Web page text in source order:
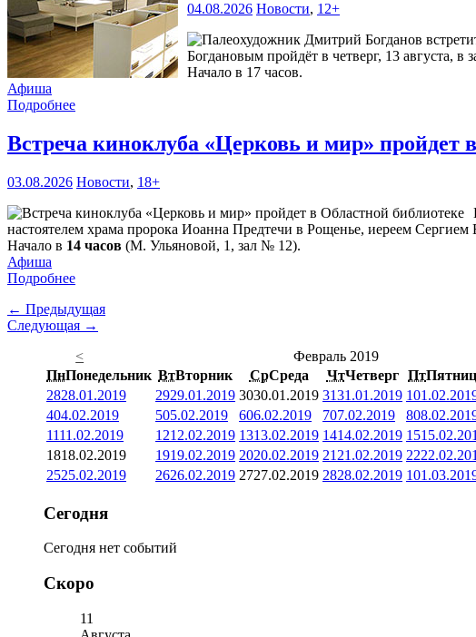
04.08.2026 Новости, 12+
Богдановым пройдёт в четверг, 13 августа,
Начало в 17 часов.
Афиша
Подробнее
Встреча киноклуба «Церковь и мир» пройдет
03.08.2026 Новости, 18+
настоятелем храма пророка Иоанна Предтечи в Рощенье, иереем
Начало в 14 часов (М. Ульяновой, 1, зал № 12).
Афиша
Подробнее
← Предыдущая
Следующая →
<
Февраль 2019
ПнПонедельник ВтВторник СрСреда ЧтЧетверг Пт
2828.01.2019 2929.01.2019 3030.01.2019 3131.01.2019 1
404.02.2019 505.02.2019 606.02.2019 707.02.2019 8
1111.02.2019 1212.02.2019 1313.02.2019 1414.02.2019 15
1818.02.2019 1919.02.2019 2020.02.2019 21 21.02.2019 22
2525.02.2019 2626.02.2019 2727.02.2019 2828.02.2019 1
Сегодня
Сегодня нет событий
Скоро
11